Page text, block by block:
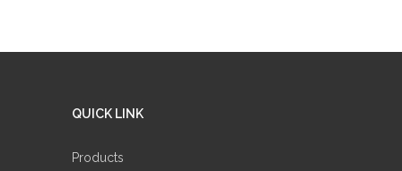
QUICK LINK
Products